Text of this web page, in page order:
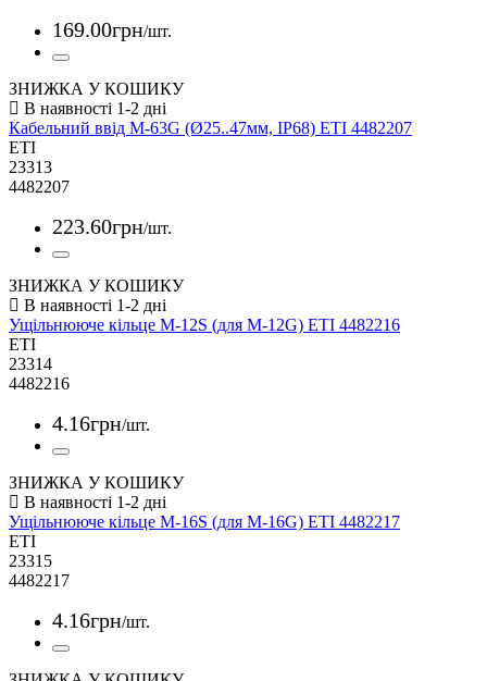
169.00грн/шт.
ЗНИЖКА У КОШИКУ
Кабельний ввід M-63G (Ø25..47мм, IP68) ETI 4482207
ETI
23313
4482207
223.60грн/шт.
ЗНИЖКА У КОШИКУ
Ущільнююче кільце M-12S (для M-12G) ETI 4482216
ETI
23314
4482216
4.16грн/шт.
ЗНИЖКА У КОШИКУ
Ущільнююче кільце M-16S (для M-16G) ETI 4482217
ETI
23315
4482217
4.16грн/шт.